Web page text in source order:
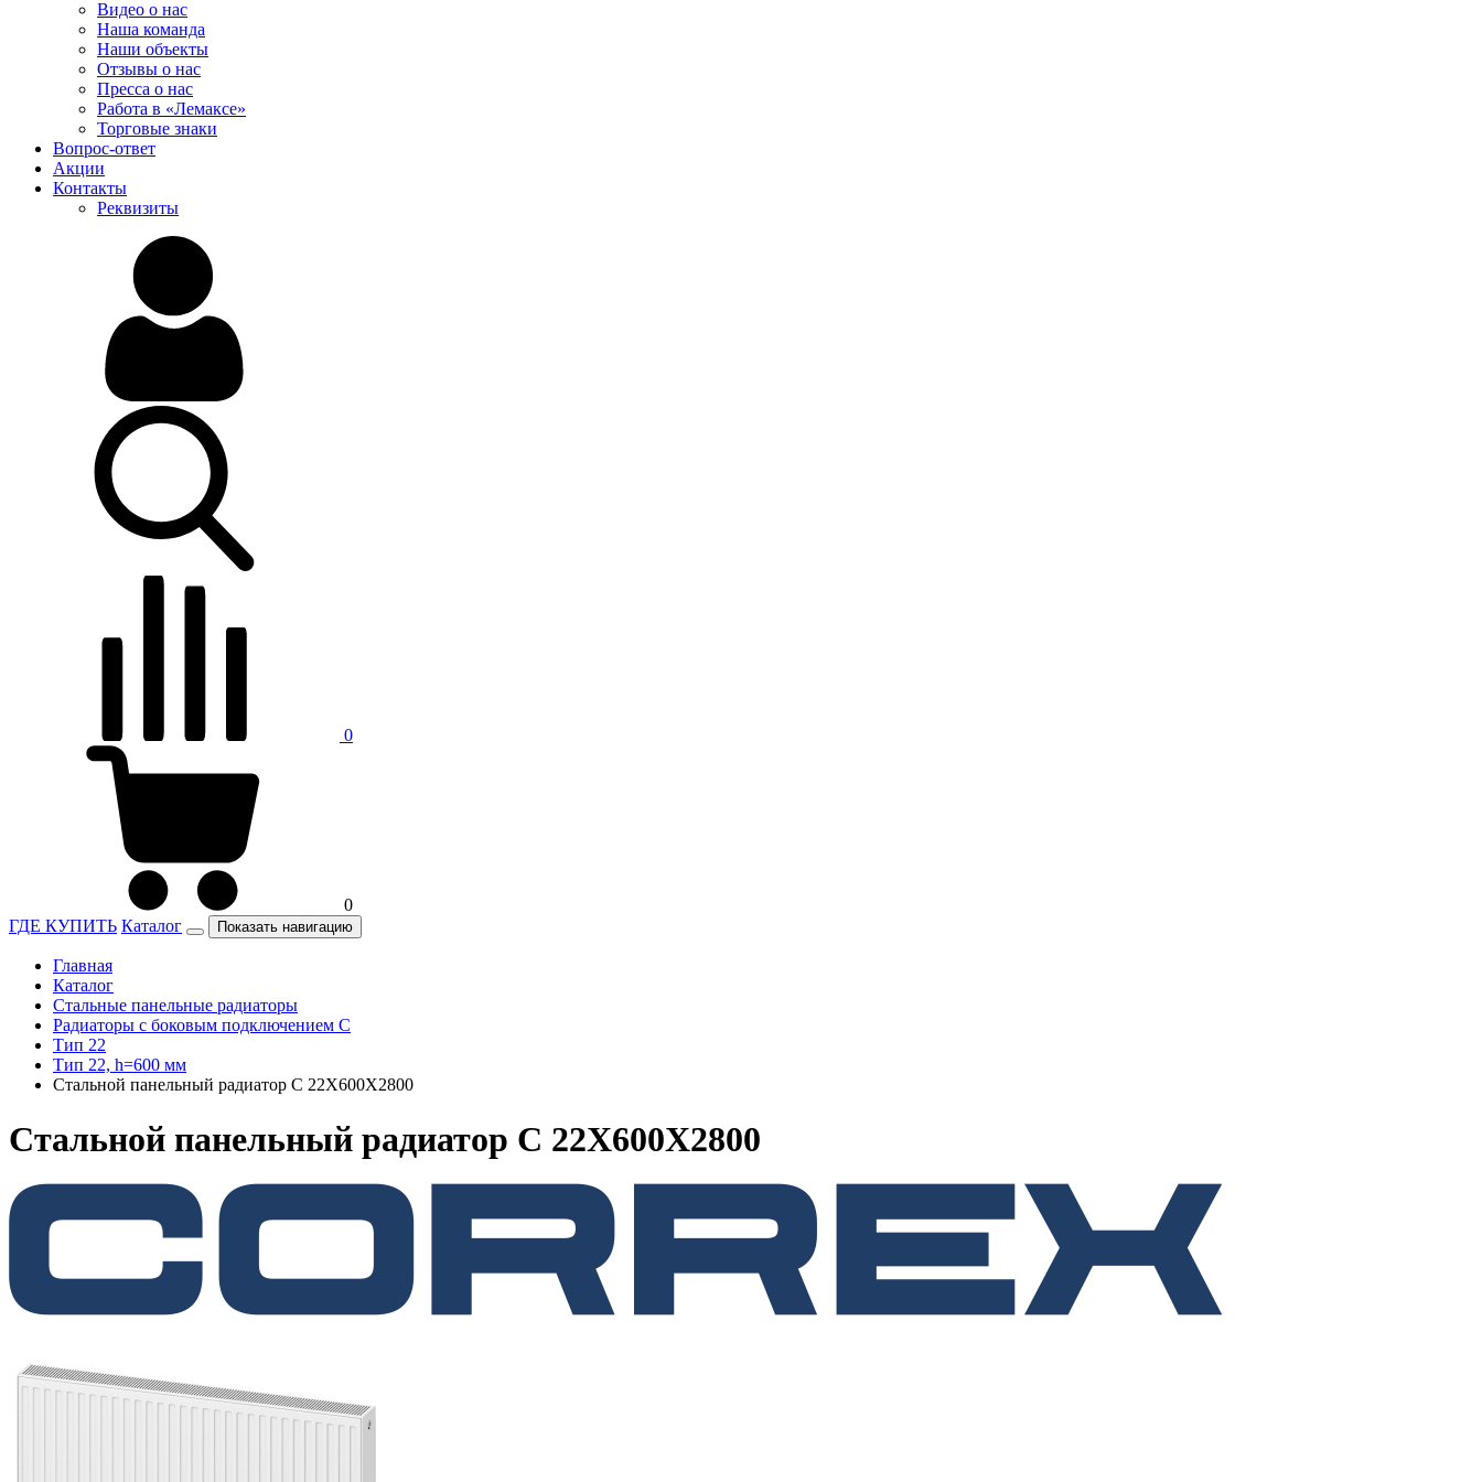
Видео о нас
Наша команда
Наши объекты
Отзывы о нас
Пресса о нас
Работа в «Лемаксе»
Торговые знаки
Вопрос-ответ
Акции
Контакты
Реквизиты
0
0
ГДЕ КУПИТЬ Каталог Показать навигацию
Главная
Каталог
Стальные панельные радиаторы
Радиаторы c боковым подключением C
Тип 22
Тип 22, h=600 мм
Стальной панельный радиатор C 22X600X2800
Стальной панельный радиатор C 22X600X2800